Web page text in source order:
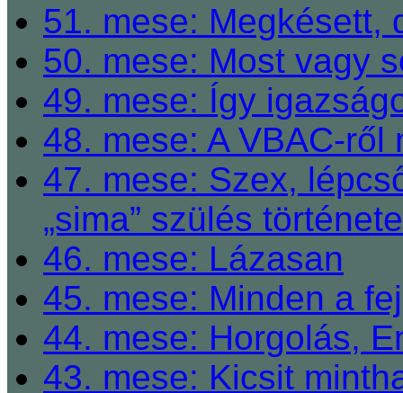
51. mese: Megkésett,
50. mese: Most vagy
49. mese: Így
48. mese: A VBAC-
47. mese: Szex,
„sima” szülés
46. mese: Lázasan
45. mese: Minden a
44. mese: Horgolás,
43. mese: Kicsit